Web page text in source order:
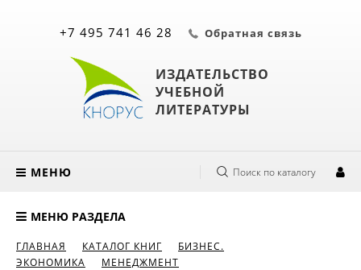
ИЗДАТЕЛЬСТВО
УЧЕБНОЙ
ЛИТЕРАТУРЫ
+7 495 741 46 28 Обратная связь
МЕНЮ Поиск по каталогу
МЕНЮ РАЗДЕЛА
ГЛАВНАЯ КАТАЛОГ КНИГ
БИЗНЕС.
ЭКОНОМИКА
МЕНЕДЖМЕНТ